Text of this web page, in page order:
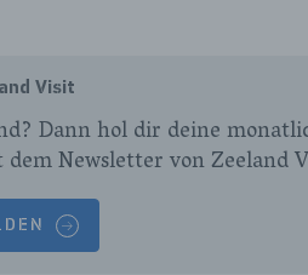
Visit
Dann hol dir deine
Newsletter von Zeeland